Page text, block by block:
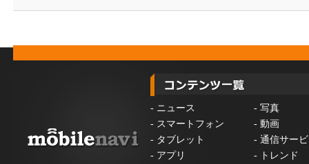
- ニュース - 写真
- スマートフォン - 動画
- タブレット - 通信サー
- アプリ -
トレンド